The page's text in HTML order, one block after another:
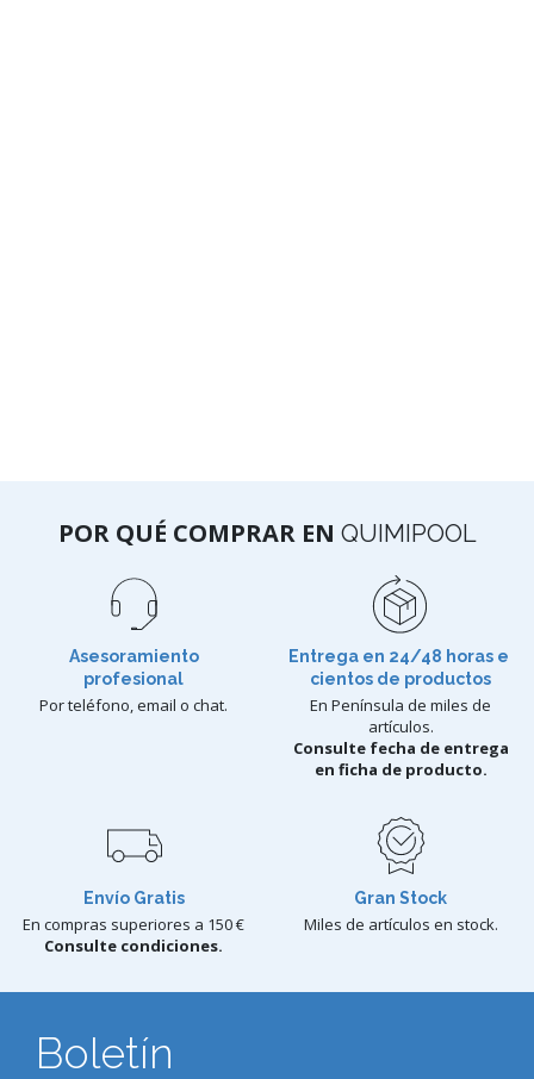
POR QUÉ COMPRAR EN QUIMIPOOL
Asesoramiento
profesional
Por teléfono, email o chat.
Entrega en 24/48 horas e
cientos de productos
En Península de miles de
artículos.
Consulte fecha de entrega
en ficha de producto.
Envío Gratis
En compras superiores a 150 €
Consulte condiciones.
Gran Stock
Miles de artículos en stock.
Boletín